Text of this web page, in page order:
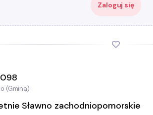
Zaloguj się
(Gmina)
Sławno zachodniopomorskie